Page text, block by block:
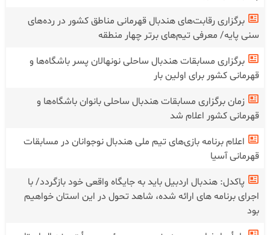
برگزاری رقابت‌های هندبال قهرمانی مناطق کشور در رده‌های
سنی پایه/ معرفی تیم‌های برتر چهار منطقه
برگزاری مسابقات هندبال ساحلی نونهالان پسر باشگاه‌ها و
قهرمانی کشور برای اولین بار
زمان برگزاری مسابقات هندبال ساحلی بانوان باشگاه‌ها و
قهرمانی کشور اعلام شد
اعلام برنامه بازی‌های تیم ملی هندبال نوجوانان در مسابقات
قهرمانی آسیا
پاکدل: هندبال اردبیل باید به جایگاه واقعی خود بازگردد/ با
اجرای برنامه های ارائه شده، شاهد تحول در این استان خواهیم
بود